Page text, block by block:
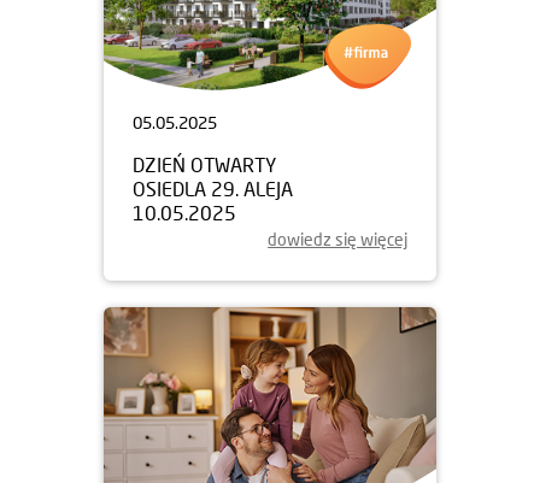
05.05.2025
DZIEŃ OTWARTY
OSIEDLA 29. ALEJA
10.05.2025
dowiedz się więcej